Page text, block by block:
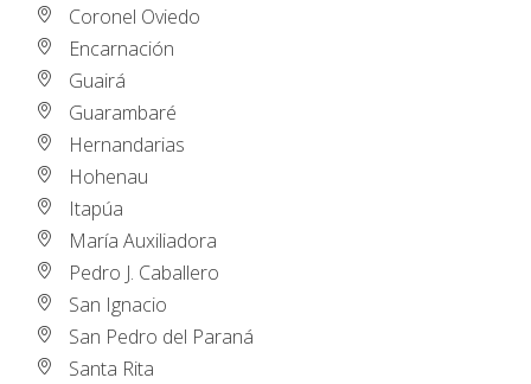
Coronel Oviedo
Encarnación
Guairá
Guarambaré
Hernandarias
Hohenau
Itapúa
María Auxiliadora
Pedro J. Caballero
San Ignacio
San Pedro del Paraná
Santa Rita